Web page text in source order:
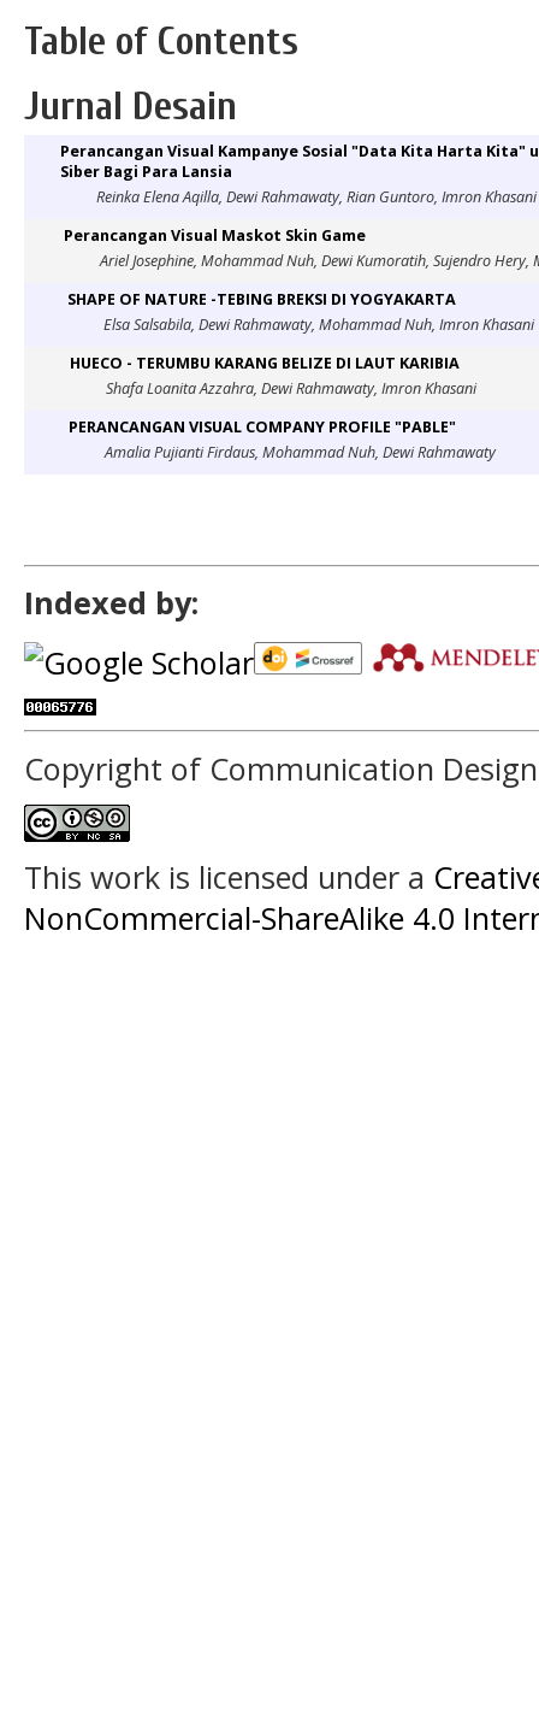
Table of Contents
Jurnal Desain
Perancangan Visual Kampanye Sosial "Data Kita Harta Kita"
Siber Bagi Para Lansia
Reinka Elena Aqilla, Dewi Rahmawaty, Rian Guntoro, Imron Khasani
Perancangan Visual Maskot Skin Game
Ariel Josephine, Mohammad Nuh, Dewi Kumoratih, Sujendro Hery,
SHAPE OF NATURE -TEBING BREKSI DI YOGYAKARTA
Elsa Salsabila, Dewi Rahmawaty, Mohammad Nuh, Imron Khasani
HUECO - TERUMBU KARANG BELIZE DI LAUT KARIBIA
Shafa Loanita Azzahra, Dewi Rahmawaty, Imron Khasani
PERANCANGAN VISUAL COMPANY PROFILE "PABLE"
Amalia Pujianti Firdaus, Mohammad Nuh, Dewi Rahmawaty
Indexed by:
Copyright of Communication
This work is licensed under a
NonCommercial-ShareAlike 4.0